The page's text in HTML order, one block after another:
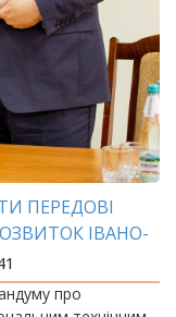
ПЕРЕДОВІ
ІВАНО-
про